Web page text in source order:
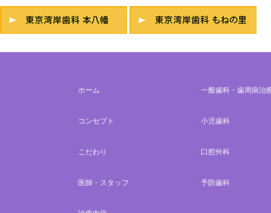
ホーム
コンセプト
こだわり
医師・スタッフ
一般歯科・歯周病治
小児歯科
口腔外科
予防歯科